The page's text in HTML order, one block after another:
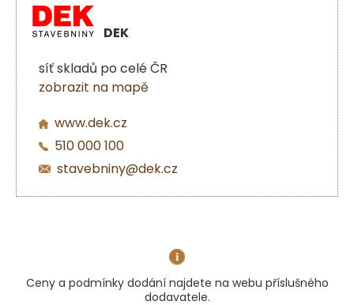
DEK
síť skladů po celé ČR
zobrazit na mapě
www.dek.cz
510 000 100
stavebniny@dek.cz
Ceny a podmínky dodání najdete na webu příslušného
dodavatele.